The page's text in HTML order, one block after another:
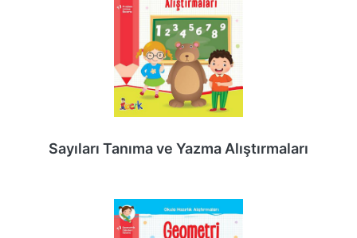
Sayıları Tanıma ve Yazma Alıştırmaları